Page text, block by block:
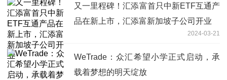
又一里程碑！汇添富首只中新ETF互通产
品在新上市，汇添富新加坡子公司开业
2024-03-21
WeTrade：众汇希望小学正式启动，承
载着梦想的明天绽放